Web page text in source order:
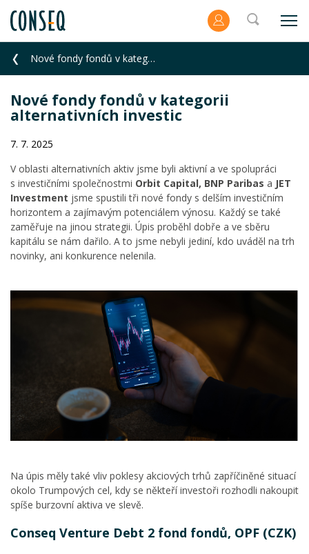
Nové fondy fondů v kategorii alternativních investic
Nové fondy fondů v kategorii
alternativních investic
7. 7. 2025
V oblasti alternativních aktiv jsme byli aktivní a ve spolupráci
s investičními společnostmi Orbit Capital, BNP Paribas a JET
Investment jsme spustili tři nové fondy s delším investičním
horizontem a zajímavým potenciálem výnosu. Každý se také
zaměřuje na jinou strategii. Úpis proběhl dobře a ve sběru
kapitálu se nám dařilo. A to jsme nebyli jediní, kdo uváděl na trh
novinky, ani konkurence nelenila.
Na úpis měly také vliv poklesy akciových trhů zapříčiněné situací
okolo Trumpových cel, kdy se někteří investoři rozhodli nakoupit
spíše burzovní aktiva ve slevě.
Conseq Venture Debt 2 fond fondů, OPF (CZK)